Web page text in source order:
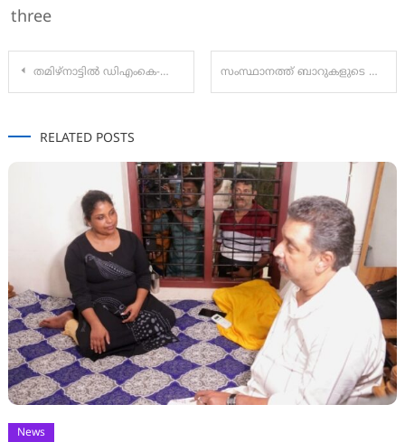
three
Post
തമിഴ്‌നാട്ടിൽ ഡിഎംകെ-കോൺഗ്രസ് സഖ്യത്തിൽ വിള്ളൽ; ഭരണപങ്കാളിത്തം ആവശ്യപ്പെട്ട് കോൺഗ്രസ് സംസ്ഥാനത്ത് ബാറുകളുടെ പ്രവർത്തനസമയം കൂട്ടിയേക്കും; രാവിലെ 10 മുതൽ രാത്രി 12 വരെയാക്കാൻ ആലോചന.
RELATED POSTS
News